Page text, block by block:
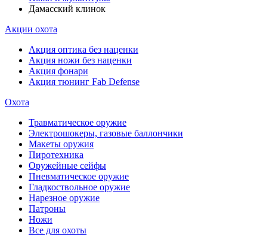
Дамасский клинок
Акции охота
Акция оптика без наценки
Акция ножи без наценки
Акция фонари
Акция тюнинг Fab Defense
Охота
Травматическое оружие
Электрошокеры, газовые баллончики
Макеты оружия
Пиротехника
Оружейные сейфы
Пневматическое оружие
Гладкоствольное оружие
Нарезное оружие
Патроны
Ножи
Все для охоты